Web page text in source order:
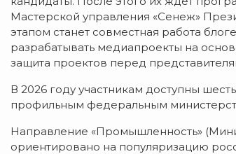
Мастерской управления «Сенеж»
этапом станет совместная работа
разрабатывать медиапроекты на
защита проектов перед
В 2026 году участникам доступны
профильным федеральным
Направление «Промышленность»
ориентировано на популяризацию